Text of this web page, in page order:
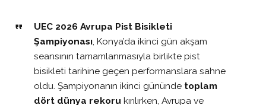
UEC 2026 Avrupa Pist Bisikleti
Şampiyonası, Konya’da ikinci gün akşam
seansının tamamlanmasıyla birlikte pist
bisikleti tarihine geçen performanslara sahne
oldu. Şampiyonanın ikinci gününde toplam
dört dünya rekoru kırılırken, Avrupa ve